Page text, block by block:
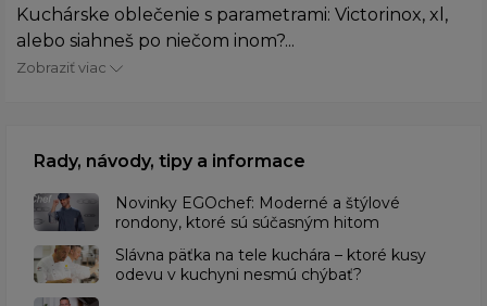
Kuchárske oblečenie s parametrami: Victorinox, xl,
alebo siahneš po niečom inom?...
Zobraziť viac
Rady, návody, tipy a informace
Novinky EGOchef: Moderné a štýlové
rondony, ktoré sú súčasným hitom
Slávna päťka na tele kuchára – ktoré kusy
odevu v kuchyni nesmú chýbať?